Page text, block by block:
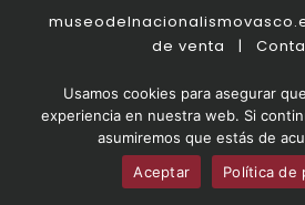
de venta
|
Usamos cookies para asegurar
experiencia en nuestra web. Si
asumiremos que estás de
Aceptar
Política de